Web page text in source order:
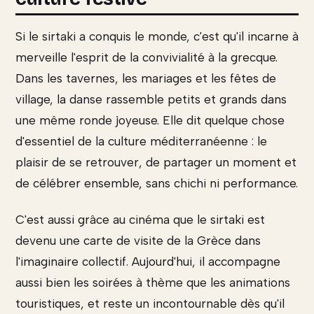
Si le sirtaki a conquis le monde, c'est qu'il incarne à
merveille l'esprit de la convivialité à la grecque.
Dans les tavernes, les mariages et les fêtes de
village, la danse rassemble petits et grands dans
une même ronde joyeuse. Elle dit quelque chose
d'essentiel de la culture méditerranéenne : le
plaisir de se retrouver, de partager un moment et
de célébrer ensemble, sans chichi ni performance.
C'est aussi grâce au cinéma que le sirtaki est
devenu une carte de visite de la Grèce dans
l'imaginaire collectif. Aujourd'hui, il accompagne
aussi bien les soirées à thème que les animations
touristiques, et reste un incontournable dès qu'il